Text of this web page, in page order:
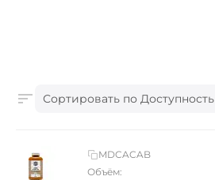
Сортировать по Доступность
MDCACAB
Объём: